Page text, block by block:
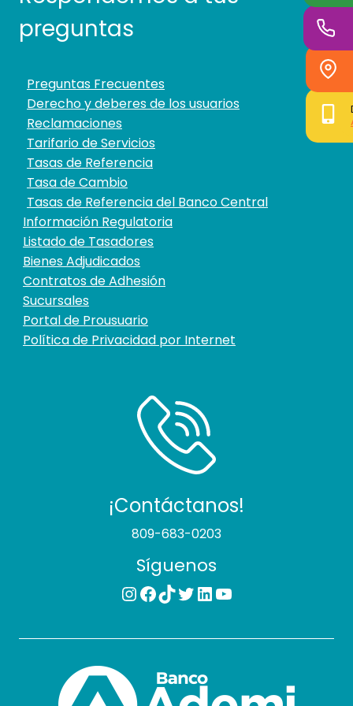
preguntas
Preguntas Frecuentes
Derecho y deberes de los usuarios
Reclamaciones
Tarifario de Servicios
Tasas de Referencia
Tasa de Cambio
Tasas de Referencia del Banco Central
Información Regulatoria
Listado de Tasadores
Bienes Adjudicados
Contratos de Adhesión
Sucursales
Portal de Prousuario
Política de Privacidad por Internet
¡Contáctanos!
809-683-0203
Síguenos
Instagram
Facebook
TikTok
Twitter
LinkedIn
YouTube